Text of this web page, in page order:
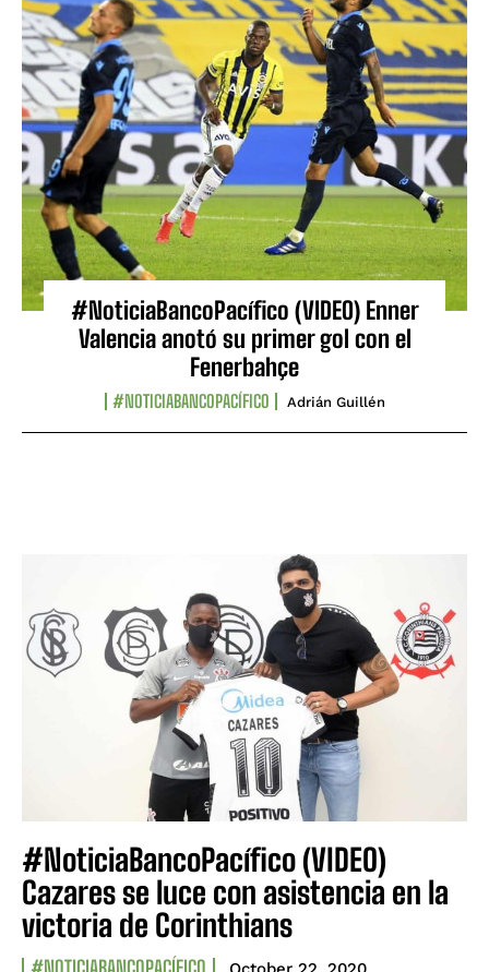
#NoticiaBancoPacífico (VIDEO) Enner
Valencia anotó su primer gol con el
Fenerbahçe
#NOTICIABANCOPACÍFICO Adrián Guillén
#NoticiaBancoPacífico (VIDEO)
Cazares se luce con asistencia en la
victoria de Corinthians